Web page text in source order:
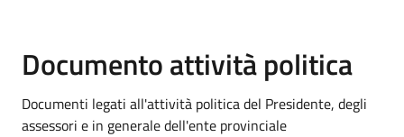
Documento attività politica
Documenti legati all'attività politica del Presidente, degli
assessori e in generale dell'ente provinciale